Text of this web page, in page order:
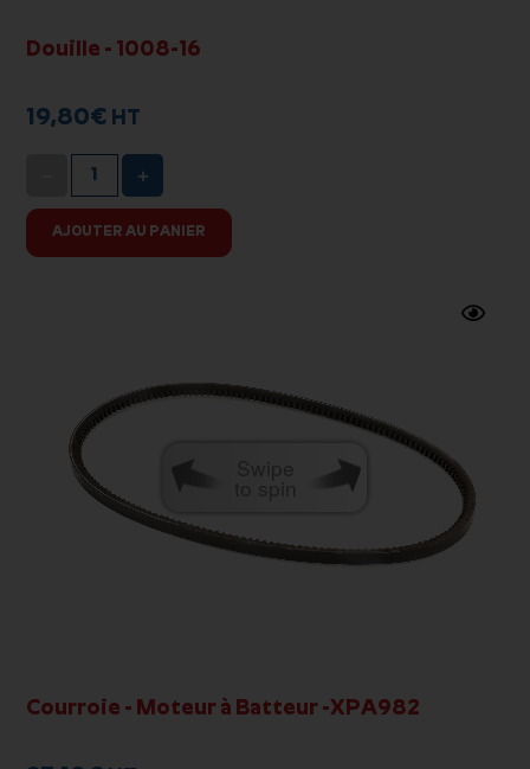
Douille - 1008-16
19,80€ HT
+
AJOUTER AU PANIER
Courroie - Moteur à Batteur -XPA982